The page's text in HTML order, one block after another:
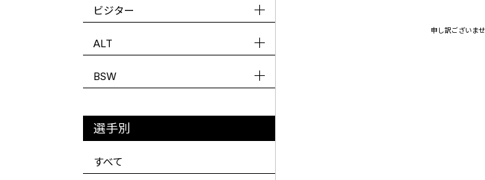
ビジター
ALT
BSW
選手別
すべて
申し訳ございま